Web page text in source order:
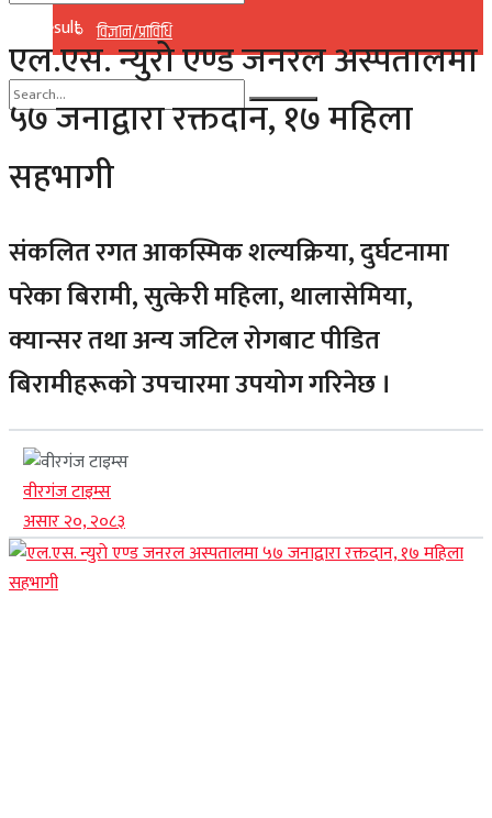
विज्ञान/प्राविधि
No Result
View All Result
No Result
View All Result
एल.एस. न्युरो एण्ड जनरल अस्पतालमा
५७ जनाद्वारा रक्तदान, १७ महिला
सहभागी
संकलित रगत आकस्मिक शल्यक्रिया, दुर्घटनामा
परेका बिरामी, सुत्केरी महिला, थालासेमिया,
क्यान्सर तथा अन्य जटिल रोगबाट पीडित
बिरामीहरूको उपचारमा उपयोग गरिनेछ ।
वीरगंज टाइम्स
असार २०, २०८३